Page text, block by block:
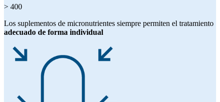
> 400
Los suplementos de micronutrientes siempre permiten el tratamiento
adecuado de forma individual